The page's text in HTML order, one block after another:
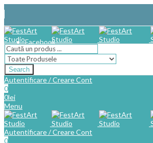
Facebook
Search
Autentificare / Creare Cont
0
0lei
Menu
Autentificare / Creare Cont
0